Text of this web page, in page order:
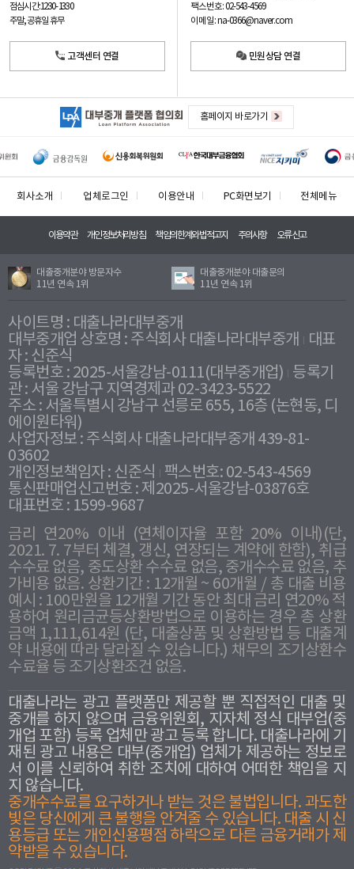
점심시간: 12:30 - 13:30
주말, 공휴일 휴무
고객센터 연결
팩스번호: 02-543-4569
이메일: na-0366@naver.com
민원상담 연결
홈페이지 바로가기
회사소개 업체로그인 이용안내 PC화면보기 전체메뉴
이용약관 개인정보처리방침 책임의한계와법적고지 주의사항 오류신고
대출중개분야 방문자수
11년 연속 1위
대출중개분야 대출문의
11년 연속 1위
사이트명 : 대출나라대부중개
대부중개업 상호명 : 주식회사 대출나라대부중개
대표
자 : 신준식
등록번호 : 2025-서울강남-0111(대부중개업) 등록기
관 : 서울 강남구 지역경제과 02-3423-5522
주소 : 서울특별시 강남구 선릉로 655, 16층 (논현동, 디
에이원타워)
사업자정보 : 주식회사 대출나라대부중개 439-81-
03602
개인정보책임자 : 신준식
팩스번호: 02-543-4569
통신판매업신고번호 : 제2025-서울강남-03876호
대표번호 : 1599-9687
금리 연20% 이내 (연체이자율 포함 20% 이내)(단,
2021. 7. 7부터 체결, 갱신, 연장되는 계약에 한함), 취급
수수료 없음, 중도상환 수수료 없음, 중개수수료 없음, 추
가비용 없음. 상환기간 : 12개월 ~ 60개월 / 총 대출 비용
예시 : 100만원을 12개월 기간 동안 최대 금리 연20% 적
용하여 원리금균등상환방법으로 이용하는 경우 총 상환
금액 1,111,614원 (단, 대출상품 및 상환방법 등 대출계
약 내용에 따라 달라질 수 있습니다.) 채무의 조기상환수
수료율 등 조기상환조건 없음.
대출나라는 광고 플랫폼만 제공할 뿐 직접적인 대출 및
중개를 하지 않으며 금융위원회, 지자체 정식 대부업(중
개업 포함) 등록 업체만 광고 등록 합니다. 대출나라에 기
재된 광고 내용은 대부(중개업) 업체가 제공하는 정보로
서 이를 신뢰하여 취한 조치에 대하여 어떠한 책임을 지
지 않습니다.
중개수수료를 요구하거나 받는 것은 불법입니다. 과도한
빛은 당신에게 큰 불행을 안겨줄 수 있습니다. 대출 시 신
용등급 또는 개인신용평점 하락으로 다른 금융거래가 제
약받을 수 있습니다.